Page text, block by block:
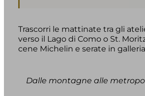
Trascorri le mattinate tra gli
verso il Lago di Como o St.
cene Michelin e serate in
Dalle montagne alle